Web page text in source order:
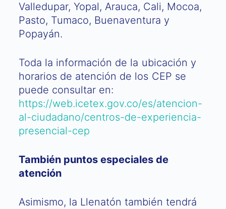
Valledupar, Yopal, Arauca, Cali, Mocoa,
Pasto, Tumaco, Buenaventura y
Popayán.
Toda la información de la ubicación y
horarios de atención de los CEP se
puede consultar en:
https://web.icetex.gov.co/es/atencion-
al-ciudadano/centros-de-experiencia-
presencial-cep
También puntos especiales de
atención
Asimismo, la Llenatón también tendrá